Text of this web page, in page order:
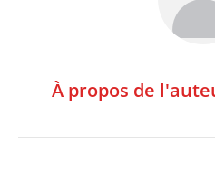
À propos de